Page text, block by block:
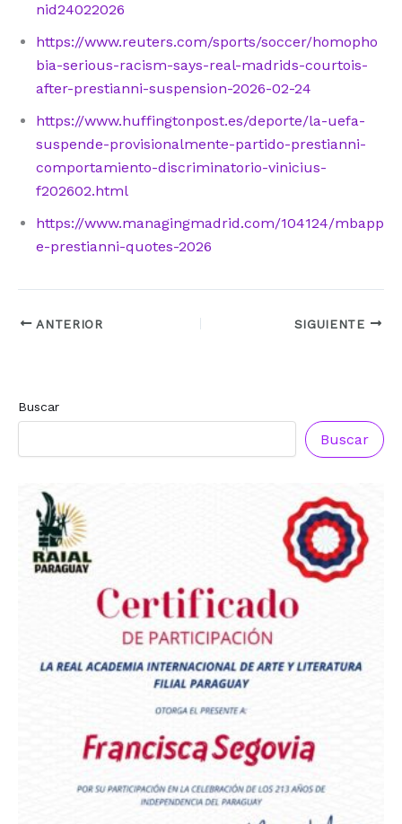
nid24022026
https://www.reuters.com/sports/soccer/homopho
bia-serious-racism-says-real-madrids-courtois-
after-prestianni-suspension-2026-02-24
https://www.huffingtonpost.es/deporte/la-uefa-
suspende-provisionalmente-partido-prestianni-
comportamiento-discriminatorio-vinicius-
f202602.html
https://www.managingmadrid.com/104124/mbapp
e-prestianni-quotes-2026
ANTERIOR SIGUIENTE
Buscar
Buscar